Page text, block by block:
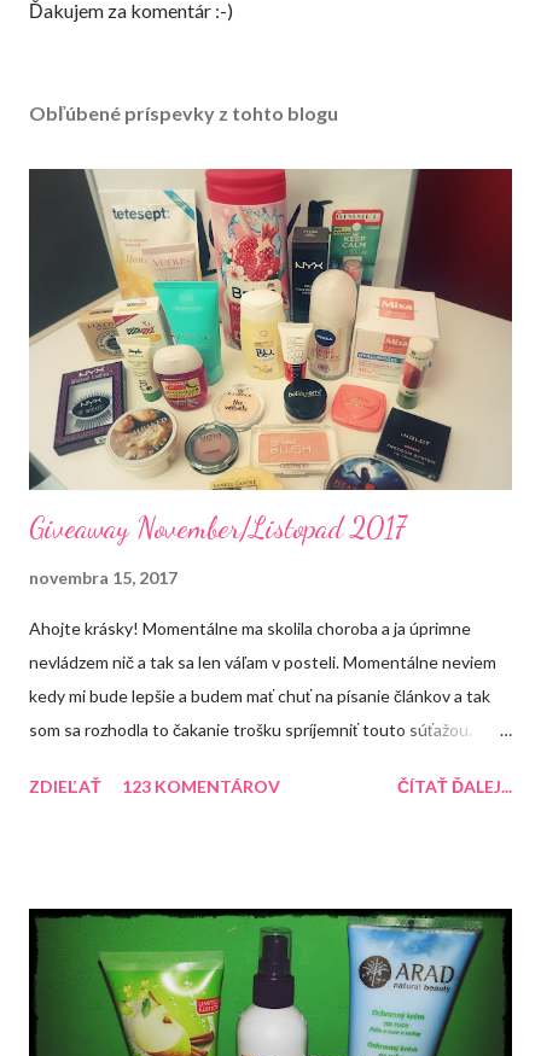
Z
e
n
o
m
á
r
a
Ďakujem za komentár :-)
Obľúbené príspevky z tohto blogu
Giveaway November/Listopad 2017
novembra 15, 2017
Ahojte krásky! Momentálne ma skolila choroba a ja úprimne
nevládzem nič a tak sa len váľam v posteli. Momentálne neviem
kedy mi bude lepšie a budem mať chuť na písanie článkov a tak
som sa rozhodla to čakanie trošku spríjemniť touto súťažou.
naplno venovať blogu. Do konca roka mám pre Vás pripravené
ZDIEĽAŤ 123 KOMENTÁROV ČÍTAŤ ĎALEJ...